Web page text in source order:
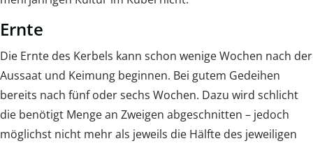
Ernte
Die Ernte des Kerbels kann schon wenige Wochen nach der
Aussaat und Keimung beginnen. Bei gutem Gedeihen
bereits nach fünf oder sechs Wochen. Dazu wird schlicht
die benötigt Menge an Zweigen abgeschnitten – jedoch
möglichst nicht mehr als jeweils die Hälfte des jeweiligen